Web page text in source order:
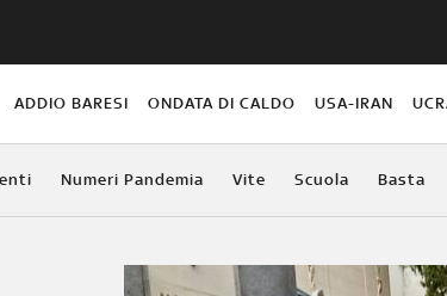
ADDIO BARESI ONDATA DI CALDO USA-IRAN
Numeri Pandemia Vite Scuola Basta